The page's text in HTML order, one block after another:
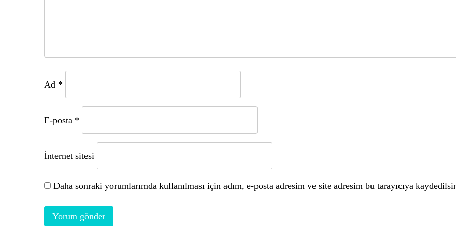
Ad *
E-posta *
İnternet sitesi
Daha sonraki yorumlarımda kullanılması için adım, e-posta adresim ve site adresim bu tarayıcıya